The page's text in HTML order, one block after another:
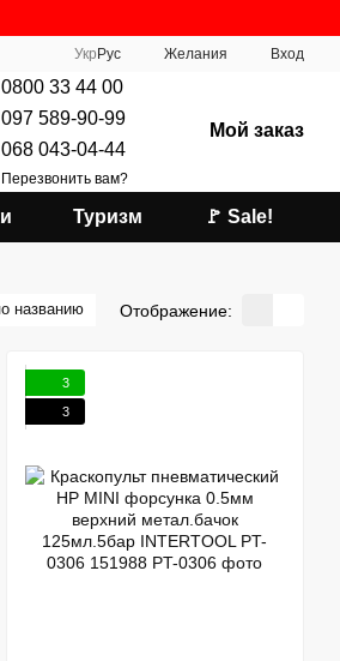
Укр Рус Желания Вход
0800 33 44 00
097 589-90-99
068 043-04-44
Перезвонить вам?
Мой заказ
Туризм 🚩 Sale!
названию Отображение:
3
3